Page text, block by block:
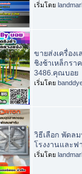
เริ่มโดย
ขายส่งเครื่อง
ชิงช้าเหล็กรา
3486.คุณบอย
เริ่มโดย
วิธีเลือก พัดล
โรงงานและฟ
เริ่มโดย